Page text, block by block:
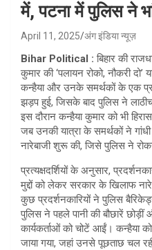
में, पटना में पुलिस ने
April 11, 2025 अंग इंडिया न्यूज़
Bihar Political : बिहार की
कुमार की ‘पलायन रोको, नौकरी
कन्हैया और उनके समर्थकों के एक
झड़प हुई, जिसके बाद पुलिस ने
इस दौरान कन्हैया कुमार को भी
जब उनकी यात्रा के समर्थकों ने
नारेबाजी शुरू की, जिसे पुलिस ने
प्रत्यक्षदर्शियों के अनुसार,
मुद्दों को लेकर सरकार के खिलाफ
कुछ प्रदर्शनकारियों ने पुलिस
पुलिस ने पहले पानी की बौछारें छोड़ीं
कार्यकर्ताओं को चोटें आईं। कन्हैया
जाया गया, जहां उनसे पूछताछ चल